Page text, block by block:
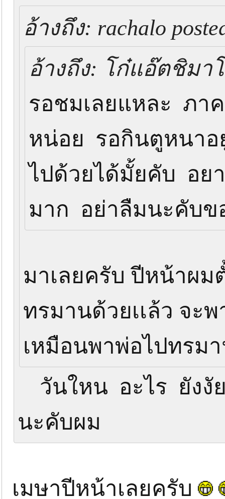
อ้างถึง: rachalo
อ้างถึง: โก๋แอ๊ตชิมาโ
รอชมเลยแหละ ภา
หน่อย รอกินตูหนา
ไปด้วยได้มั้ยคับ อย
มาก อย่าลืมนะคับข
มาเลยครับ ปีหน้าผม
ทรมานด้วยเเล้ว จะ
เหมือนพาพ่อไปทรม
วันใหน อะไร ยังงั
นะคับผม
เมษาปีหน้าเลยครับ